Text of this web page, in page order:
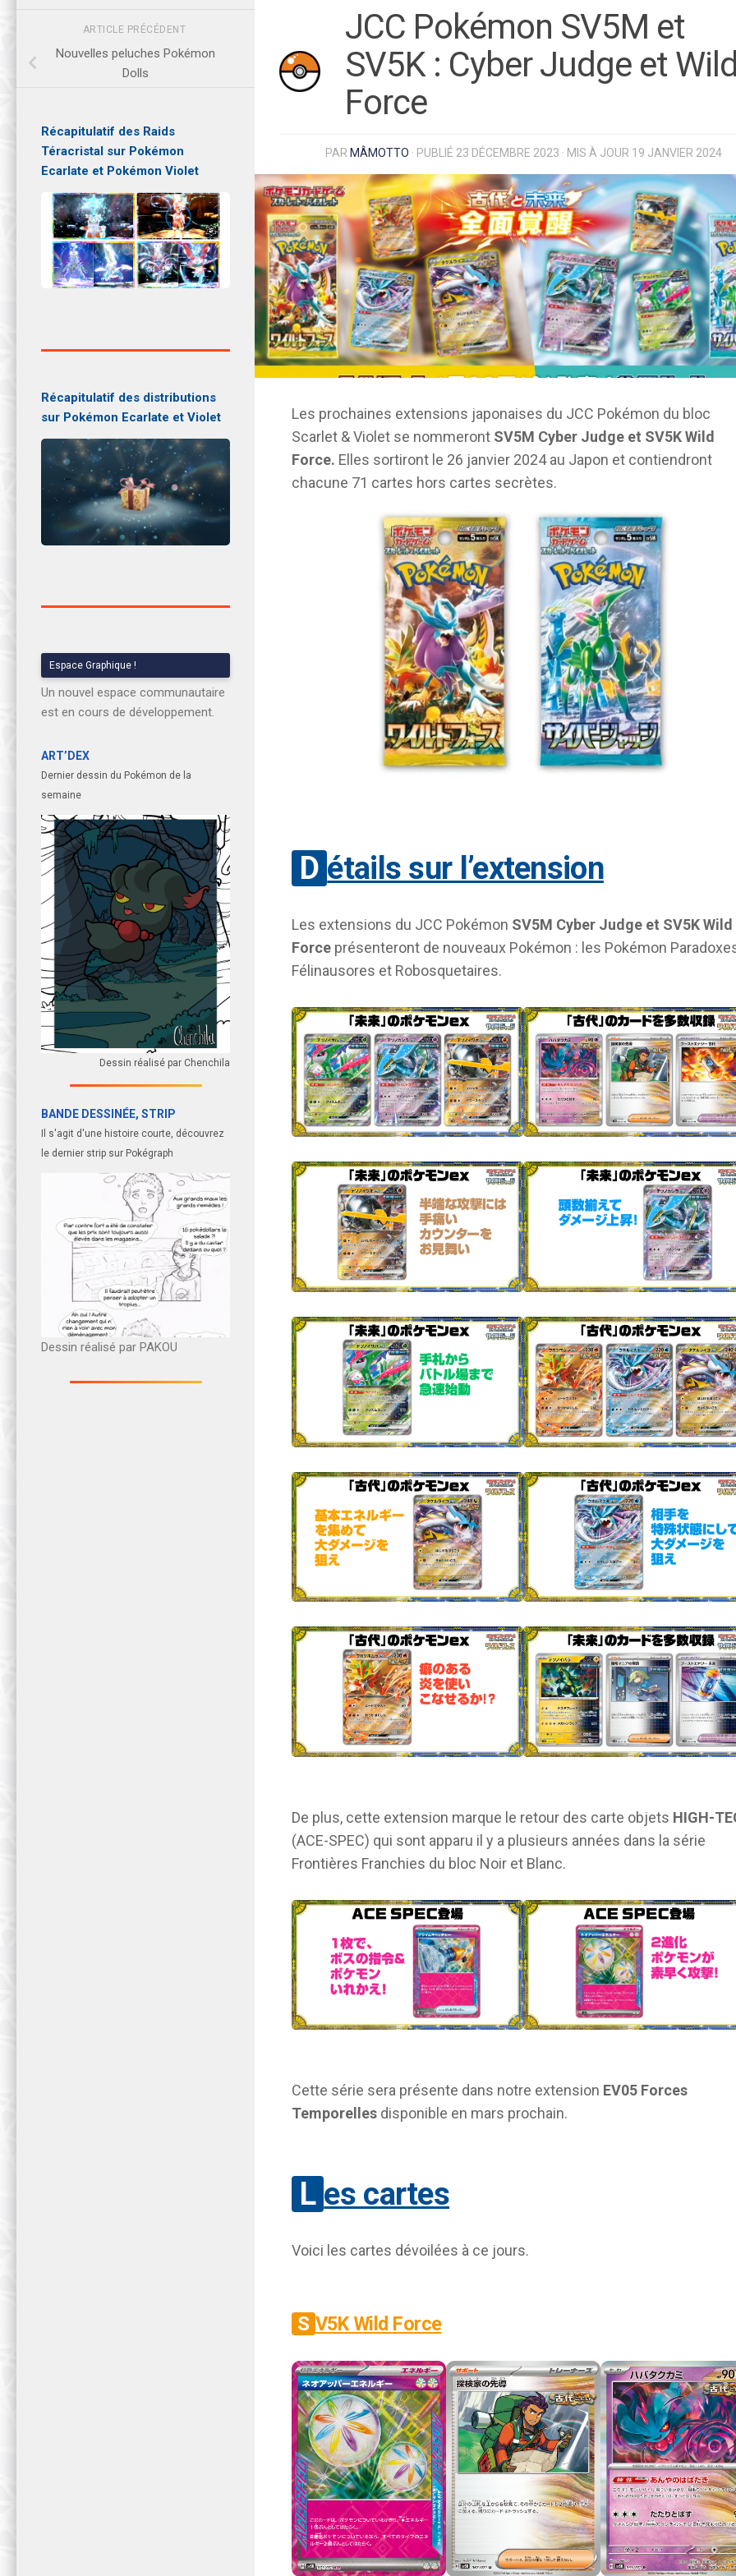
JCC Pokémon SV5M et
SV5K : Cyber Judge et
Force
PAR MÂMOTTO · PUBLIÉ 23 DÉCEMBRE 2023 · MIS À JOUR 19 JANVIER 2024
Les prochaines extensions japonaises du JCC Pokémon du bloc
Scarlet & Violet se nommeront SV5M Cyber Judge et SV5K Wild
Force. Elles sortiront le 26 janvier 2024 au Japon et contiendront
chacune 71 cartes hors cartes secrètes.
Détails sur l’extension
Les extensions du JCC Pokémon SV5M Cyber Judge et SV5K Wild
Force présenteront de nouveaux Pokémon : les Pokémon
Félinausores et Robosquetaires.
De plus, cette extension marque le retour des carte objets HIGH-
(ACE-SPEC) qui sont apparu il y a plusieurs années dans la série
Frontières Franchies du bloc Noir et Blanc.
Cette série sera présente dans notre extension EV05 Forces
Temporelles disponible en mars prochain.
Les cartes
Voici les cartes dévoilées à ce jours.
SV5K Wild Force
ARTICLE PRÉCÉDENT
Nouvelles peluches Pokémon
Dolls
Récapitulatif des Raids
Téracristal sur Pokémon
Ecarlate et Pokémon Violet
Récapitulatif des distributions
sur Pokémon Ecarlate et Violet
Espace Graphique !
Un nouvel espace communautaire
est en cours de développement.
ART’DEX
Dernier dessin du Pokémon de la
semaine
Dessin réalisé par Chenchila
BANDE DESSINÉE, STRIP
Il s'agit d'une histoire courte, découvrez
le dernier strip sur Pokégraph
Dessin réalisé par PAKOU